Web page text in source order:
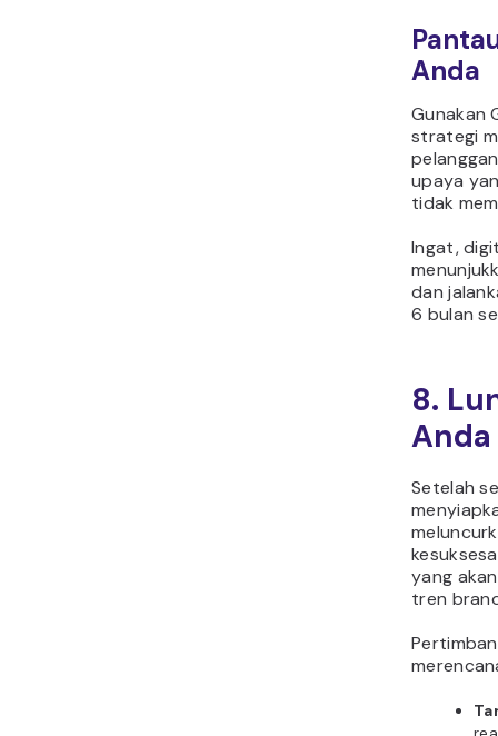
Anda
Gunakan
strategi
upaya
tidak
Ingat,
dan
6 bulan
8.
Anda
Setelah
yang
tren